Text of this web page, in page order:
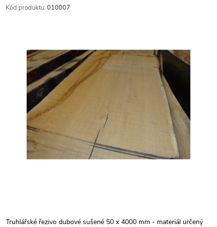
Kód produktu: 010007
Truhlářské řezivo dubové sušené 50 x 4000 mm - materiál určený